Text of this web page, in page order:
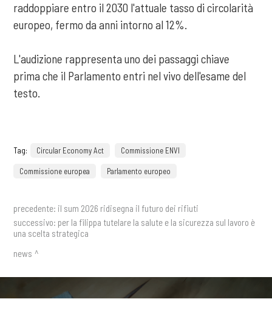
raddoppiare entro il 2030 l'attuale tasso di circolarità
europeo, fermo da anni intorno al 12%.
L'audizione rappresenta uno dei passaggi chiave
prima che il Parlamento entri nel vivo dell'esame del
testo.
Tag: Circular Economy Act Commissione ENVI
Commissione europea Parlamento europeo
precedente: il sum 2026 ridisegna il futuro dei rifiuti
successivo: per la filippa tutelare la salute e la sicurezza sul lavoro è
una scelta strategica
news
Ricevi aggiornamenti,